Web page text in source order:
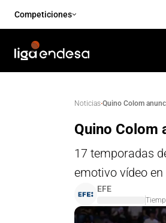
Competiciones
Noticias·Quino Colom
Quino Colom
17 temporadas
emotivo vídeo
EFE